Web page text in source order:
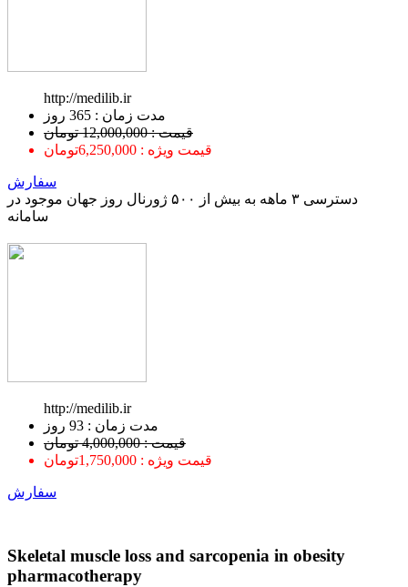
http://medilib.ir
ﻣﺪﺕ ﺯﻣﺎﻥ : 365 ﺭﻭﺯ
قیمت : 12,000,000 تومان
قیمت ویژه : 6,250,000تومان
سفارش
دسترسی ۳ ماهه به بیش از ۵۰۰ ژورنال روز جهان موجود در
سامانه
http://medilib.ir
ﻣﺪﺕ ﺯﻣﺎﻥ : 93 ﺭﻭﺯ
قیمت : 4,000,000 تومان
قیمت ویژه : 1,750,000تومان
سفارش
Skeletal muscle loss and sarcopenia in obesity
pharmacotherapy